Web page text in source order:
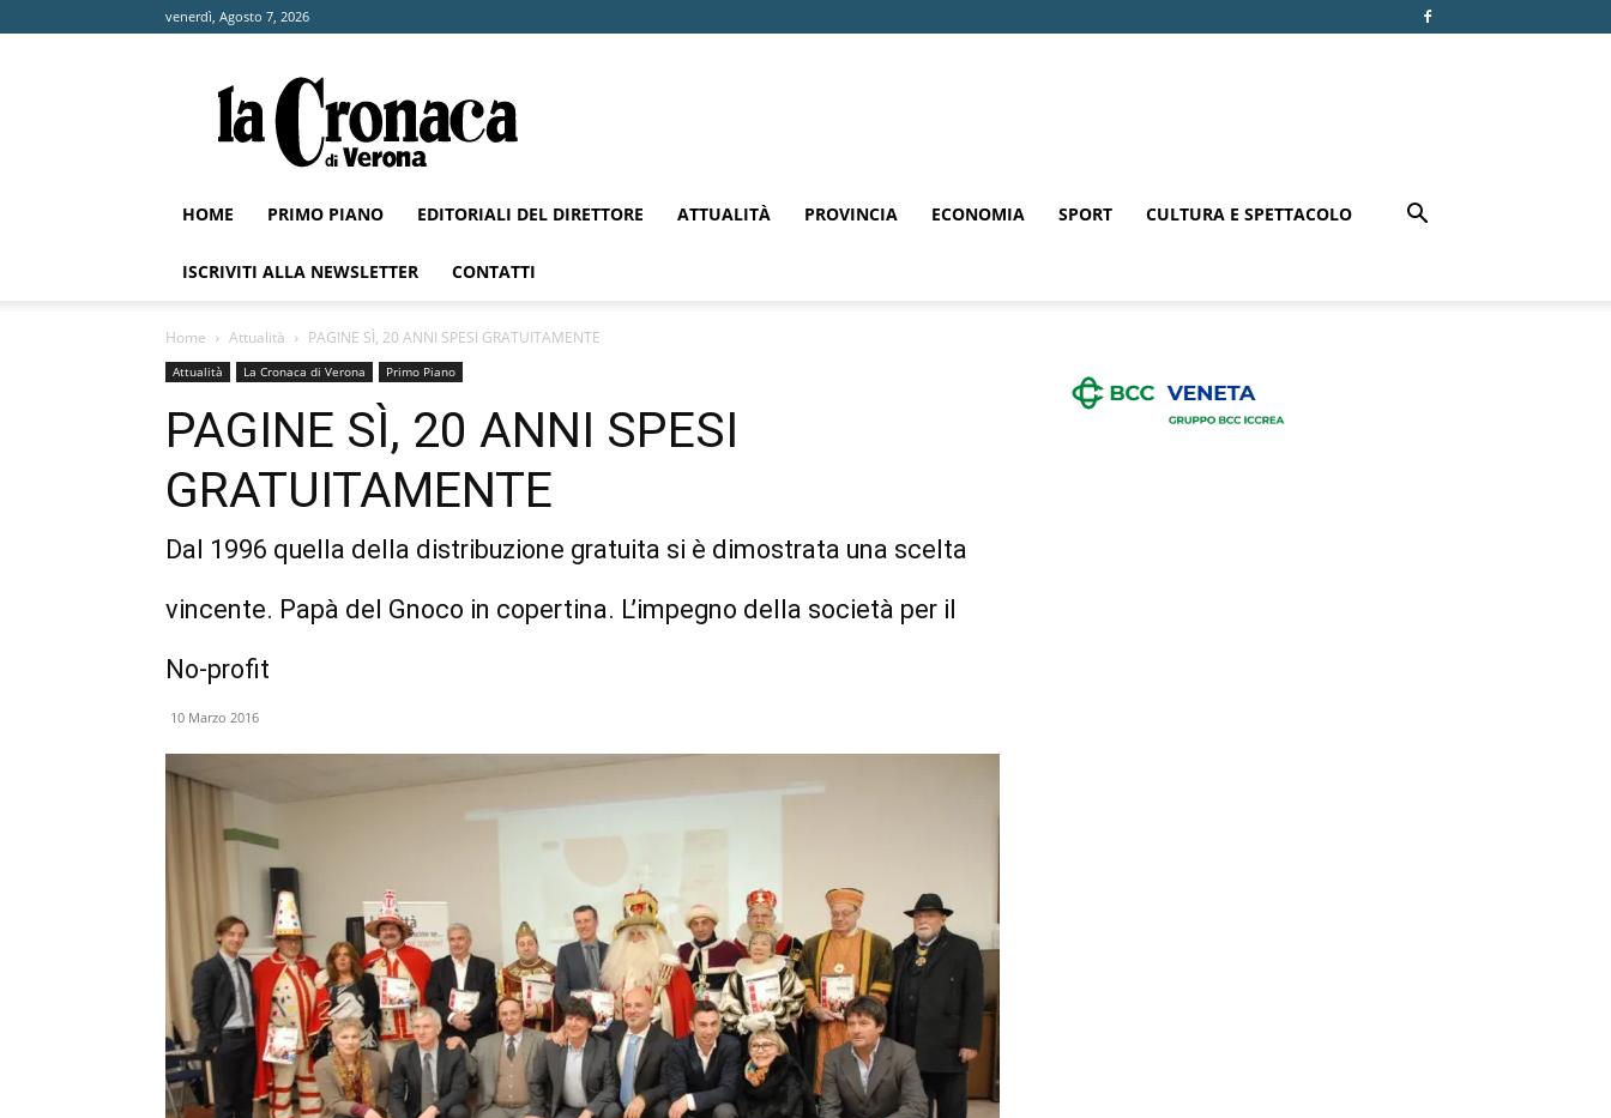
venerdì, Agosto 7, 2026
Cronaca
di
Verona
HOME PRIMO PIANO EDITORIALI DEL DIRETTORE ATTUALITÀ PROVINCIA ECONOMIA SPORT CULTURA E SPETTACOLO
ISCRIVITI ALLA NEWSLETTER CONTATTI
Home Attualità PAGINE SÌ, 20 ANNI SPESI GRATUITAMENTE
Attualità La Cronaca di Verona Primo Piano
PAGINE SÌ, 20 ANNI SPESI
GRATUITAMENTE
Dal 1996 quella della distribuzione gratuita si è dimostrata una scelta
vincente. Papà del Gnoco in copertina. L’impegno della società per il
No-profit
10 Marzo 2016